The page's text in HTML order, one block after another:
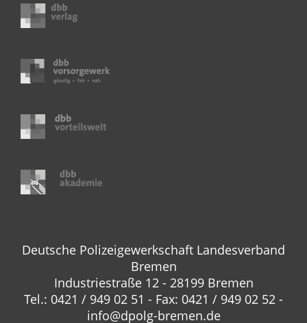
Deutsche Polizeigewerkschaft Landesverband
Bremen
Industriestraße 12 - 28199 Bremen
Tel.: 0421 / 949 02 51 - Fax: 0421 / 949 02 52 -
info@dpolg-bremen.de